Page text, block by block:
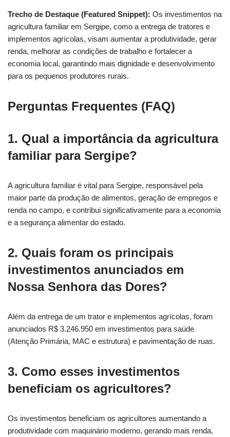
Trecho de Destaque (Featured Snippet): Os investimentos na
agricultura familiar em Sergipe, como a entrega de tratores e
implementos agrícolas, visam aumentar a produtividade, gerar
renda, melhorar as condições de trabalho e fortalecer a
economia local, garantindo mais dignidade e desenvolvimento
para os pequenos produtores rurais.
Perguntas Frequentes (FAQ)
1. Qual a importância da agricultura
familiar para Sergipe?
A agricultura familiar é vital para Sergipe, responsável pela
maior parte da produção de alimentos, geração de empregos e
renda no campo, e contribui significativamente para a economia
e a segurança alimentar do estado.
2. Quais foram os principais
investimentos anunciados em
Nossa Senhora das Dores?
Além da entrega de um trator e implementos agrícolas, foram
anunciados R$ 3.246.950 em investimentos para saúde
(Atenção Primária, MAC e estrutura) e pavimentação de ruas.
3. Como esses investimentos
beneficiam os agricultores?
Os investimentos beneficiam os agricultores aumentando a
produtividade com maquinário moderno, gerando mais renda,